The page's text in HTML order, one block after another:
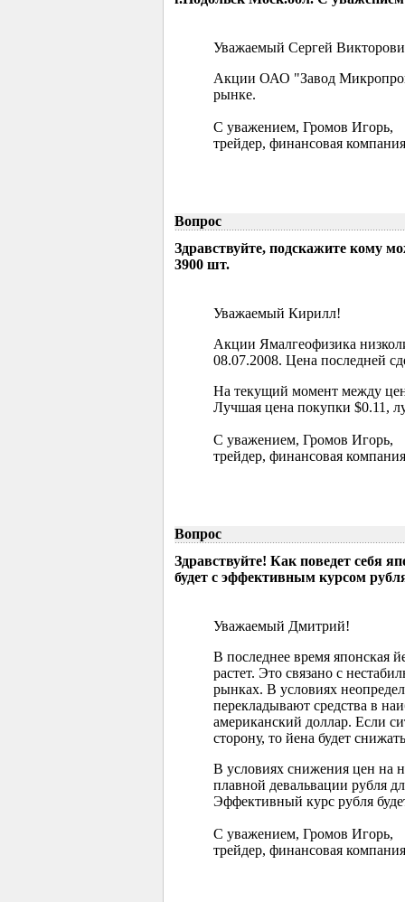
Уважаемый Сергей
Акции ОАО "Завод
рынке.
С уважением, Громов Игорь,
трейдер, финансовая
Вопрос
Здравствуйте, подскажите кому
3900 шт.
Уважаемый Кирилл!
Акции Ямалгеофизика
08.07.2008. Цена последней
На текущий момент между
Лучшая цена покупки $0.11,
С уважением, Громов Игорь,
трейдер, финансовая
Вопрос
Здравствуйте! Как поведет себя
будет с эффективным курсом
Уважаемый Дмитрий!
В последнее время
растет. Это связано с
рынках. В условиях
перекладывают средства в
американский доллар. Если
сторону, то йена будет
В условиях снижения цен на
плавной девальвации рубля
Эффективный курс рубля
С уважением, Громов Игорь,
трейдер, финансовая